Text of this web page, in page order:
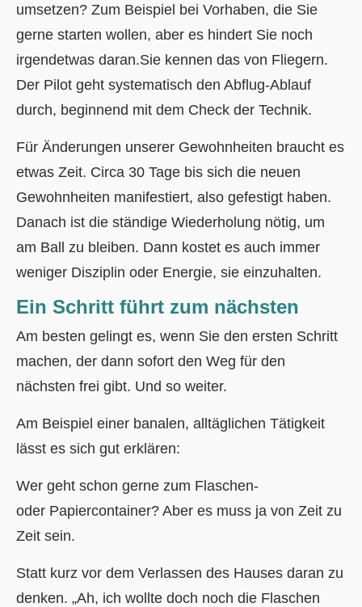
umsetzen? Zum Beispiel bei Vorhaben, die Sie
gerne starten wollen, aber es hindert Sie noch
irgendetwas daran.Sie kennen das von Fliegern.
Der Pilot geht systematisch den Abflug-Ablauf
durch, beginnend mit dem Check der Technik.
Für Änderungen unserer Gewohnheiten braucht es
etwas Zeit. Circa 30 Tage bis sich die neuen
Gewohnheiten manifestiert, also gefestigt haben.
Danach ist die ständige Wiederholung nötig, um
am Ball zu bleiben. Dann kostet es auch immer
weniger Disziplin oder Energie, sie einzuhalten.
Ein Schritt führt zum nächsten
Am besten gelingt es, wenn Sie den ersten Schritt
machen, der dann sofort den Weg für den
nächsten frei gibt. Und so weiter.
Am Beispiel einer banalen, alltäglichen Tätigkeit
lässt es sich gut erklären:
Wer geht schon gerne zum Flaschen-
oder Papiercontainer? Aber es muss ja von Zeit zu
Zeit sein.
Statt kurz vor dem Verlassen des Hauses daran zu
denken. „Ah, ich wollte doch noch die Flaschen